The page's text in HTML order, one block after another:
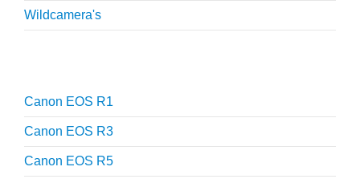
Wildcamera's
Canon EOS R1
Canon EOS R3
Canon EOS R5